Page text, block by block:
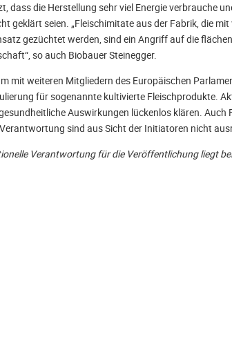
dass die Herstellung sehr viel Energie verbrauche
geklärt seien. „Fleischimitate aus der Fabrik, die
gezüchtet werden, sind ein Angriff auf die
so auch Biobauer Steinegger.
mit weiteren Mitgliedern des Europäischen
für sogenannte kultivierte Fleischprodukte.
Auswirkungen lückenlos klären.
sind aus Sicht der Initiatoren nicht
Verantwortung für die Veröffentlichung liegt